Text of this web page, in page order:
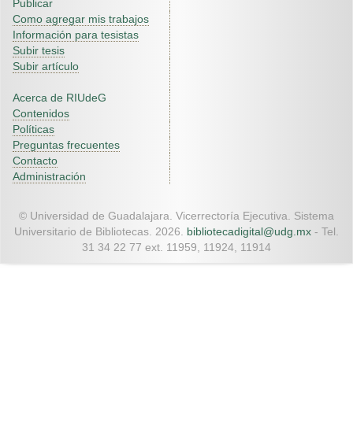
Publicar
Como agregar mis trabajos
Información para tesistas
Subir tesis
Subir artículo
Acerca de RIUdeG
Contenidos
Políticas
Preguntas frecuentes
Contacto
Administración
© Universidad de Guadalajara. Vicerrectoría Ejecutiva. Sistema
Universitario de Bibliotecas. 2026. bibliotecadigital@udg.mx - Tel.
31 34 22 77 ext. 11959, 11924, 11914